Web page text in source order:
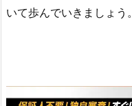
いて歩んでいきましょう。